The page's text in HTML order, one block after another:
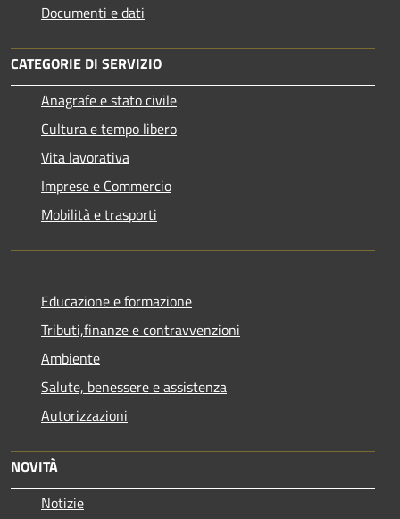
Documenti e dati
CATEGORIE DI SERVIZIO
Anagrafe e stato civile
Cultura e tempo libero
Vita lavorativa
Imprese e Commercio
Mobilità e trasporti
Educazione e formazione
Tributi,finanze e contravvenzioni
Ambiente
Salute, benessere e assistenza
Autorizzazioni
NOVITÀ
Notizie